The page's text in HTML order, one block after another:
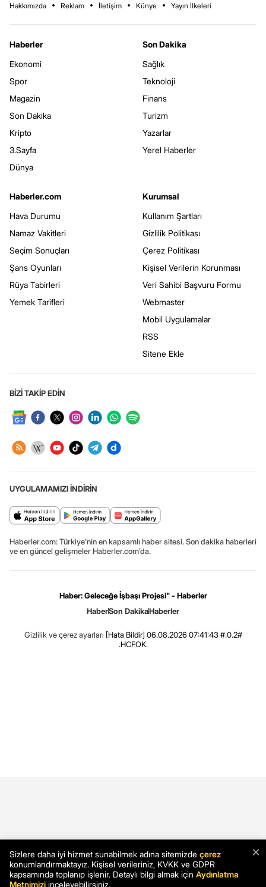
Hakkımızda Reklam İletişim Künye Yayın İlkeleri
Haberler
Ekonomi
Spor
Magazin
Son Dakika
Kripto
3.Sayfa
Dünya
Son Dakika
Sağlık
Teknoloji
Finans
Turizm
Yazarlar
Yerel Haberler
Haberler.com
Hava Durumu
Namaz Vakitleri
Seçim Sonuçları
Şans Oyunları
Rüya Tabirleri
Yemek Tarifleri
Kurumsal
Kullanım Şartları
Gizlilik Politikası
Çerez Politikası
Kişisel Verilerin Korunması
Veri Sahibi Başvuru Formu
Webmaster
Mobil Uygulamalar
RSS
Sitene Ekle
BİZİ TAKİP EDİN
UYGULAMAMIZI İNDİRİN
Haberler.com: Türkiye’nin en kapsamlı haber sitesi. Son dakika haberleri
ve en güncel gelişmeler Haberler.com’da.
Haber: Geleceğe İşbaşı Projesi" - Haberler
HaberSon DakikaHaberler
Gizlilik ve çerez ayarları [Hata Bildir] 06.08.2026 07:41:43 #.0.2#
.HCFOK.
×
Sizlere daha iyi hizmet sunabilmek adına sitemizde çerez
konumlandırmaktayız. Kişisel verileriniz, KVKK ve GDPR
kapsamında toplanıp işlenir. Detaylı bilgi almak için Aydınlatma
Metnimizi inceleyebilirsiniz.